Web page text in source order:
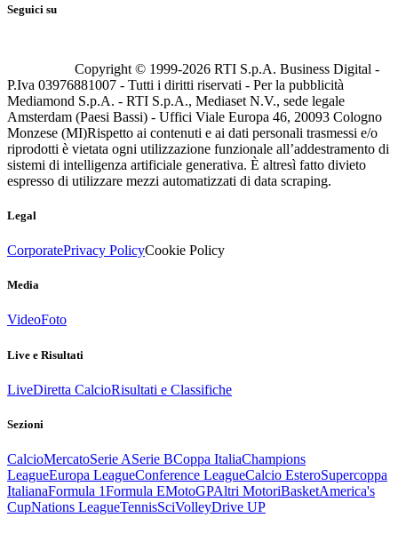
Seguici su
Copyright © 1999-2026 RTI S.p.A. Business Digital -
P.Iva 03976881007 - Tutti i diritti riservati - Per la pubblicità
Mediamond S.p.A. - RTI S.p.A., Mediaset N.V., sede legale
Amsterdam (Paesi Bassi) - Uffici Viale Europa 46, 20093 Cologno
Monzese (MI)Rispetto ai contenuti e ai dati personali trasmessi e/o
riprodotti è vietata ogni utilizzazione funzionale all’addestramento di
sistemi di intelligenza artificiale generativa. È altresì fatto divieto
espresso di utilizzare mezzi automatizzati di data scraping.
Legal
CorporatePrivacy PolicyCookie Policy
Media
VideoFoto
Live e Risultati
LiveDiretta CalcioRisultati e Classifiche
Sezioni
CalcioMercatoSerie ASerie BCoppa ItaliaChampions
LeagueEuropa LeagueConference LeagueCalcio EsteroSupercoppa
ItalianaFormula 1Formula EMotoGPAltri MotoriBasketAmerica's
CupNations LeagueTennisSciVolleyDrive UP